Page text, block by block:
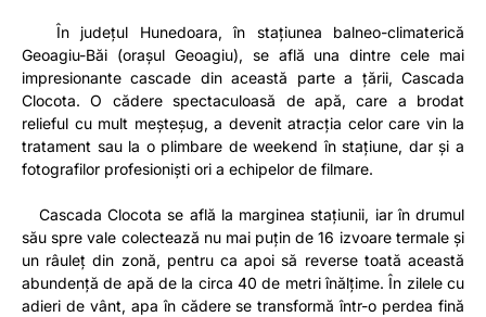
În județul Hunedoara, în stațiunea balneo-climaterică
Geoagiu-Băi (orașul Geoagiu), se află una dintre cele mai
impresionante cascade din această parte a țării, Cascada
Clocota. O cădere spectaculoasă de apă, care a brodat
relieful cu mult meșteșug, a devenit atracția celor care vin la
tratament sau la o plimbare de weekend în stațiune, dar și a
fotografilor profesioniști ori a echipelor de filmare.
Cascada Clocota se află la marginea stațiunii, iar în drumul
său spre vale colectează nu mai puțin de 16 izvoare termale și
un râuleț din zonă, pentru ca apoi să reverse toată această
abundență de apă de la circa 40 de metri înălțime. În zilele cu
adieri de vânt, apa în cădere se transformă într-o perdea fină